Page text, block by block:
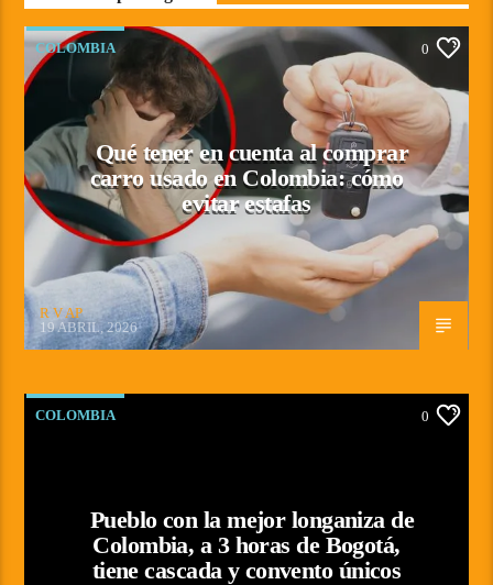
COLOMBIA 0
Qué tener en cuenta al comprar
carro usado en Colombia: cómo
evitar estafas
R V AP
19 ABRIL, 2026
COLOMBIA 0
Pueblo con la mejor longaniza de
Colombia, a 3 horas de Bogotá,
tiene cascada y convento únicos